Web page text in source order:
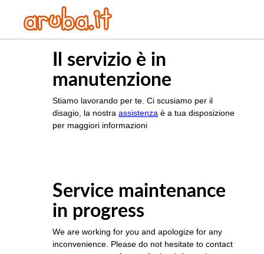
Il servizio è in
manutenzione
Stiamo lavorando per te. Ci scusiamo per il
disagio, la nostra assistenza è a tua disposizione
per maggiori informazioni
Service maintenance
in progress
We are working for you and apologize for any
inconvenience. Please do not hesitate to contact